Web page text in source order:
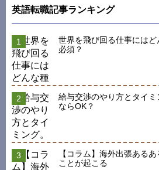
英語転職記事ランキング
世界を飛び回る仕事には
必須？
給与交渉のやり方とタイ
ならOK？
【コラム】海外出張ある
ことが起こる